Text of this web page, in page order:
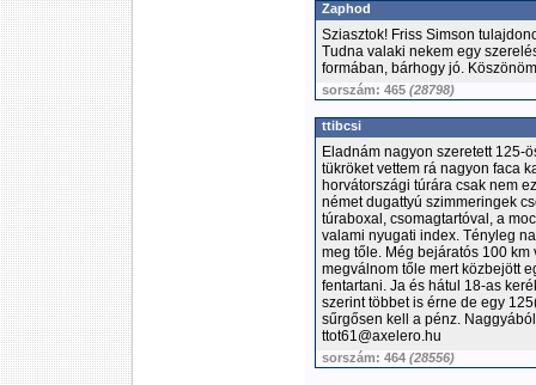
Zaphod
Sziasztok! Friss Simson
Tudna valaki nekem egy
formában, bárhogy jó. Köszönöm
sorszám: 465 (28798)
ttibcsi
Eladnám nagyon szeretett 125-
tükröket vettem rá nagyon faca
horvátországi túrára csak nem
német dugattyú szimmeringek
túraboxal, csomagtartóval, a
valami nyugati index. Tényleg
meg tőle. Még bejáratós 100
megválnom tőle mert közbejött
fentartani. Ja és hátul 18-as
szerint többet is érne de egy
sűrgősen kell a pénz.
ttot61@axelero.hu
sorszám: 464 (28556)